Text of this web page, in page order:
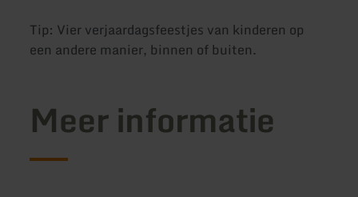
Tip: Vier verjaardagsfeestjes van kinderen op
een andere manier, binnen of buiten.
Meer informatie